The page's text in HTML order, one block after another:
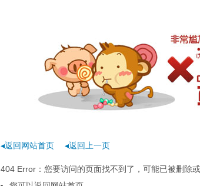
◂返回网站首页 ◂返回上一页
404 Error：您要访问的页面找不到了，可能已被删除